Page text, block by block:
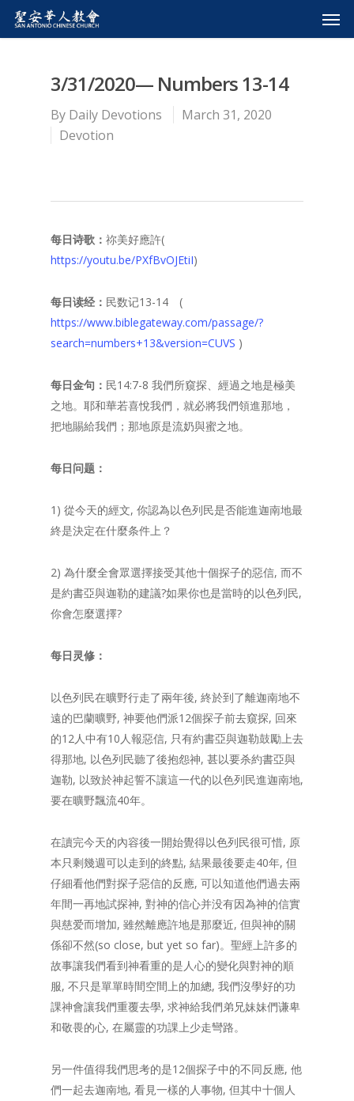
3/31/2020— Numbers 13-14
By Daily Devotions
March 31, 2020
Devotion
每日诗歌： 祢美好應許(
https://youtu.be/PXfBvOJEtiI)
每日读经： 民数记13-14 (
https://www.biblegateway.com/passage/?
search=numbers+13&version=CUVS )
每日金句： 民14:7-8 我們所窺探、經過之地是極美
之地。耶和華若喜悅我們，就必將我們領進那地，
把地賜給我們；那地原是流奶與蜜之地。
每日问题：
1) 從今天的經文, 你認為以色列民是否能進迦南地最
終是決定在什麼条件上？
2) 為什麼全會眾選擇接受其他十個探子的惡信, 而不
是約書亞與迦勒的建議?如果你也是當時的以色列民,
你會怎麼選擇?
每日灵修：
以色列民在曠野行走了兩年後, 終於到了離迦南地不
遠的巴蘭曠野, 神要他們派12個探子前去窺探, 回來
的12人中有10人報惡信, 只有約書亞與迦勒鼓勵上去
得那地, 以色列民聽了後抱怨神, 甚以要杀約書亞與
迦勒, 以致於神起誓不讓這一代的以色列民進迦南地,
要在曠野飄流40年。
在讀完今天的內容後一開始覺得以色列民很可惜, 原
本只剩幾週可以走到的終點, 結果最後要走40年, 但
仔細看他們對探子惡信的反應, 可以知道他們過去兩
年間一再地試探神, 對神的信心并没有因為神的信實
與慈爱而增加, 雖然離應許地是那麼近, 但與神的關
係卻不然(so close, but yet so far)。聖經上許多的
故事讓我們看到神看重的是人心的變化與對神的順
服, 不只是單單時間空間上的加總, 我們沒學好的功
課神會讓我們重覆去學, 求神給我們弟兄妹妹們谦卑
和敬畏的心, 在屬靈的功課上少走彎路。
另一件值得我們思考的是12個探子中的不同反應, 他
們一起去迦南地, 看見一樣的人事物, 但其中十個人